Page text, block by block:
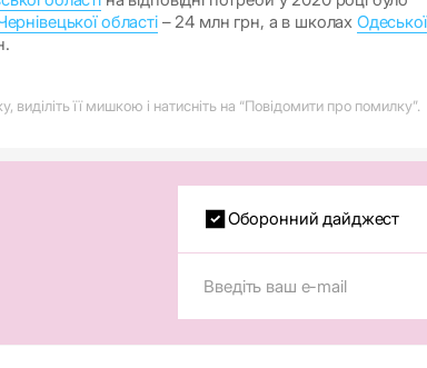
області– 24 млн грн, а в школах Одеської
її мишкою і натисніть на “Повідомити про помилку”.
Оборонний дайджест